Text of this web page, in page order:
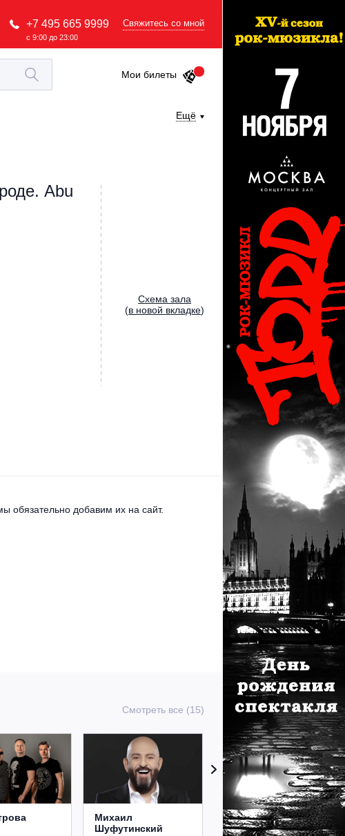
+7 495 665 9999
с 9:00 до 23:00
Свяжитесь со мной
Мои билеты
Ещё
Abu
Cхема зала
(в новой вкладке)
обязательно добавим их на сайт.
Смотреть все (15)
Михаил
Шуфутинский
Сурганова и
Оркестр